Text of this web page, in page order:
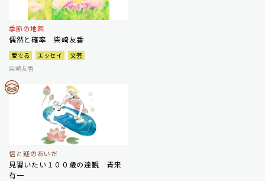
季節の地図
偶然と確率 柴崎友香
愛でる エッセイ
文芸
柴崎友香
信と疑のあいだ
見習いたい１００歳の達観 青来
有一